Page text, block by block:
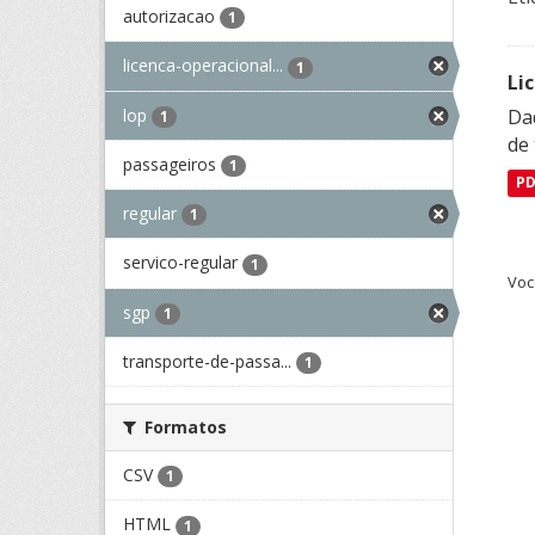
autorizacao 1
licenca-operacional... 1
lop 1
passageiros 1
regular 1
servico-regular 1
sgp 1
transporte-de-passa... 1
Formatos
CSV 1
HTML 1
de